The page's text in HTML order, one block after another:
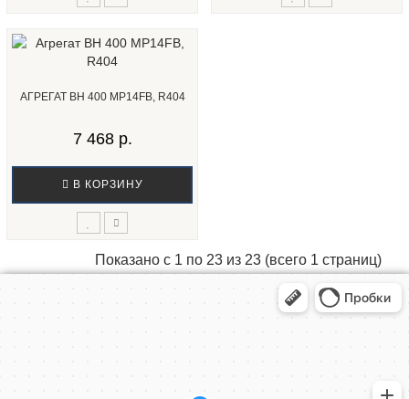
АГРЕГАТ ВН 400 MP14FB, R404
7 468 р.
В КОРЗИНУ
Показано с 1 по 23 из 23 (всего 1 страниц)